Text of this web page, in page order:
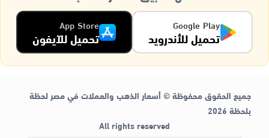
Google Play
تحميل للأندرويد
App Store
تحميل للآيفون
جميع الحقوق محفوظة © أسعار الذهب والعملات في مصر لحظة
بلحظة 2026
All rights reserved